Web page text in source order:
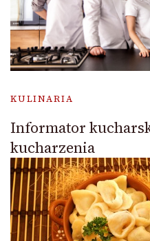
KULINARIA
Informator
kucharzenia